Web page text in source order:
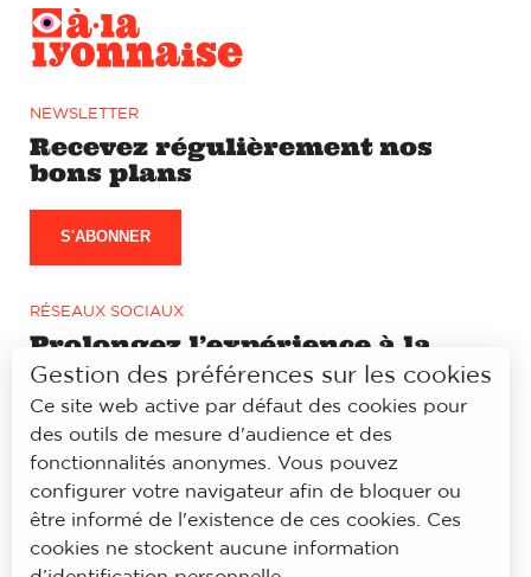
NEWSLETTER
Recevez régulièrement nos
bons plans
S'ABONNER
RÉSEAUX SOCIAUX
Prolongez l’expérience à la
lyonnaise sur notre page
Facebook et Instagram
© À la lyonnaise
Mentions légales
Gestion des préférences sur les cookies
Ce site web active par défaut des cookies pour
des outils de mesure d'audience et des
fonctionnalités anonymes. Vous pouvez
configurer votre navigateur afin de bloquer ou
être informé de l'existence de ces cookies. Ces
cookies ne stockent aucune information